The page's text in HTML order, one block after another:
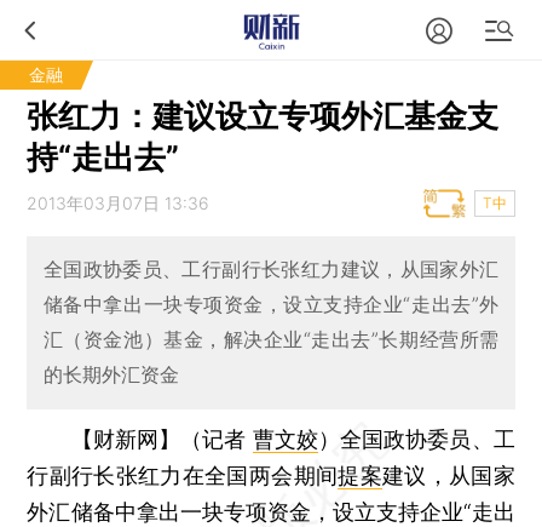
金融
张红力：建议设立专项外汇基金支
持“走出去”
2013年03月07日 13:36 T中
全国政协委员、工行副行长张红力建议，从国家外汇
储备中拿出一块专项资金，设立支持企业“走出去”外
汇（资金池）基金，解决企业“走出去”长期经营所需
的长期外汇资金
【财新网】（记者 曹文姣） 全国政协委员、工
行副行长张红力在全国两会期间提案建议，从国家
外汇储备中拿出一块专项资金，设立支持企业“走出